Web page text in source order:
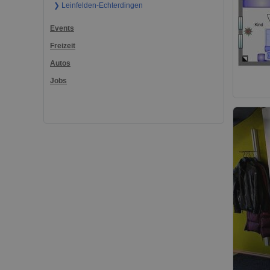
❯ Leinfelden-Echterdingen
Events
Freizeit
Autos
Jobs